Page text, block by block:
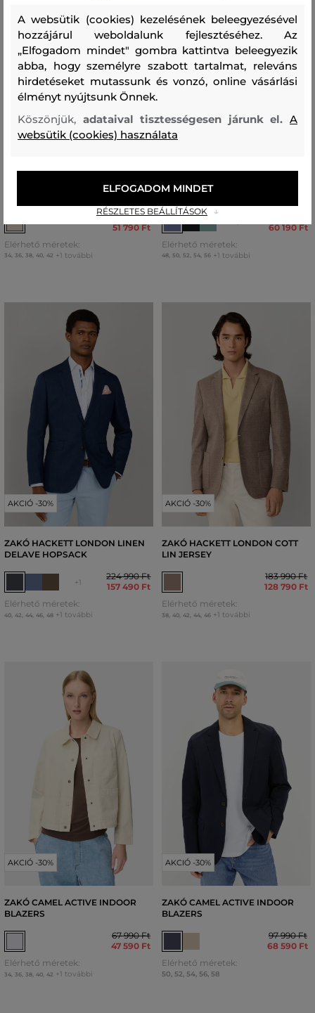
ZAKÓ CAMEL ACTIVE INDOOR
73 990 Ft
51 790 Ft
Elérhető méretek:
34, 36, 38, 40, 42 +1 további
ZAKÓ CAMEL ACTIVE INDOOR
BLAZERS
+1
60 190 Ft
Elérhető méretek:
48, 50, 52, 54, 56 +1 további
AKCIÓ -30%
ZAKÓ HACKETT LONDON LINEN
DELAVE HOPSACK
+1
224 990 Ft
157 490 Ft
Elérhető méretek:
40, 42 44, 46, 48 +1 további
AKCIÓ -30%
ZAKÓ HACKETT LONDON COTT
LIN JERSEY
183 990 Ft
128 790 Ft
Elérhető méretek:
38, 40, 42 44, 46 +1 további
AKCIÓ -30%
ZAKÓ CAMEL ACTIVE INDOOR
BLAZERS
67 990 Ft
47 590 Ft
Elérhető méretek:
34, 36, 38, 40, 42 +1 további
AKCIÓ -30%
ZAKÓ CAMEL ACTIVE INDOOR
BLAZERS
97 990 Ft
68 590 Ft
Elérhető méretek:
50, 52, 54, 56, 58
A websütik (cookies) kezelésének beleegyezésével
hozzájárul weboldalunk fejlesztéséhez. Az
„Elfogadom mindet" gombra kattintva beleegyezik
abba, hogy személyre szabott tartalmat, releváns
hirdetéseket mutassunk és vonzó, online vásárlási
élményt nyújtsunk Önnek.
Köszönjük, adataival tisztességesen járunk el.A
websütik (cookies) használata
RÉSZLETES BEÁLLÍTÁSOK
ELFOGADOM MINDET